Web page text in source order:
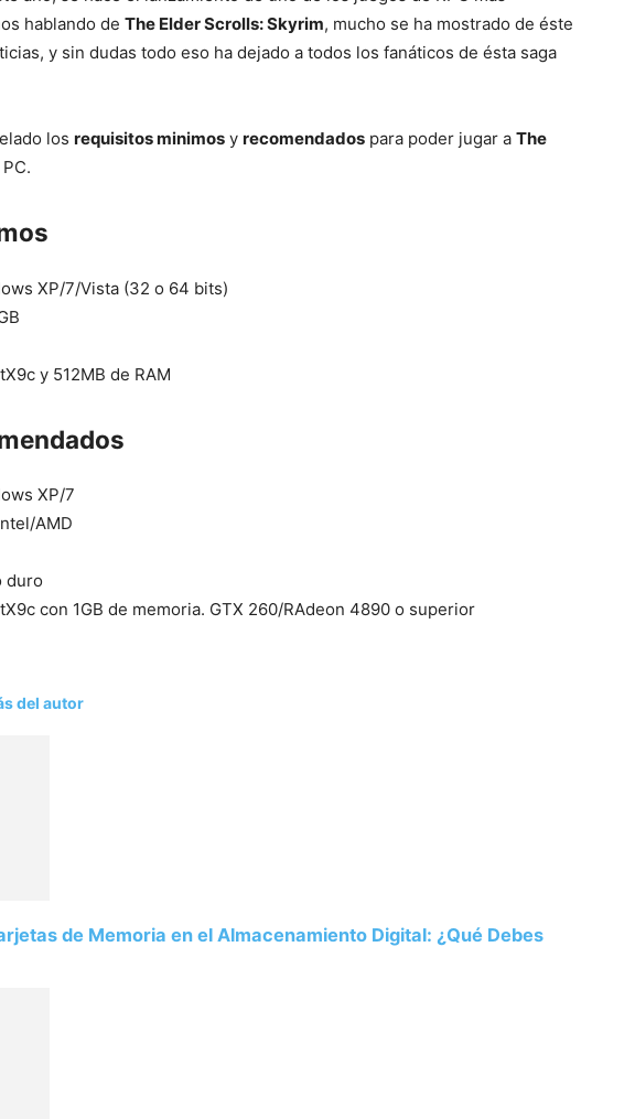
hablando de The Elder Scrolls: Skyrim, mucho se ha mostrado de éste
y sin dudas todo eso ha dejado a todos los fanáticos de ésta saga
los requisitos minimos y recomendados para poder jugar a The
XP/7/Vista (32 o 64 bits)
y 512MB de RAM
XP/7
AMD
duro
con 1GB de memoria. GTX 260/RAdeon 4890 o superior
del autor
de Memoria en el Almacenamiento Digital: ¿Qué Debes